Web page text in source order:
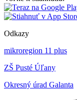
Odkazy
mikroregion 11 plus
ZŠ Pusté Úľany
Okresný úrad Galanta